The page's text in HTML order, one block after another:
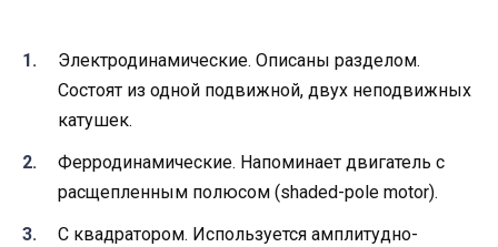
Электродинамические. Описаны разделом.
Состоят из одной подвижной, двух неподвижных
катушек.
Ферродинамические. Напоминает двигатель с
расщепленным полюсом (shaded-pole motor).
С квадратором. Используется амплитудно-